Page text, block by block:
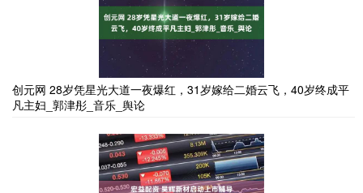
创元网 28岁凭星光大道一夜爆红，31岁嫁给二婚云飞，40岁终成平
凡主妇_郭津彤_音乐_舆论